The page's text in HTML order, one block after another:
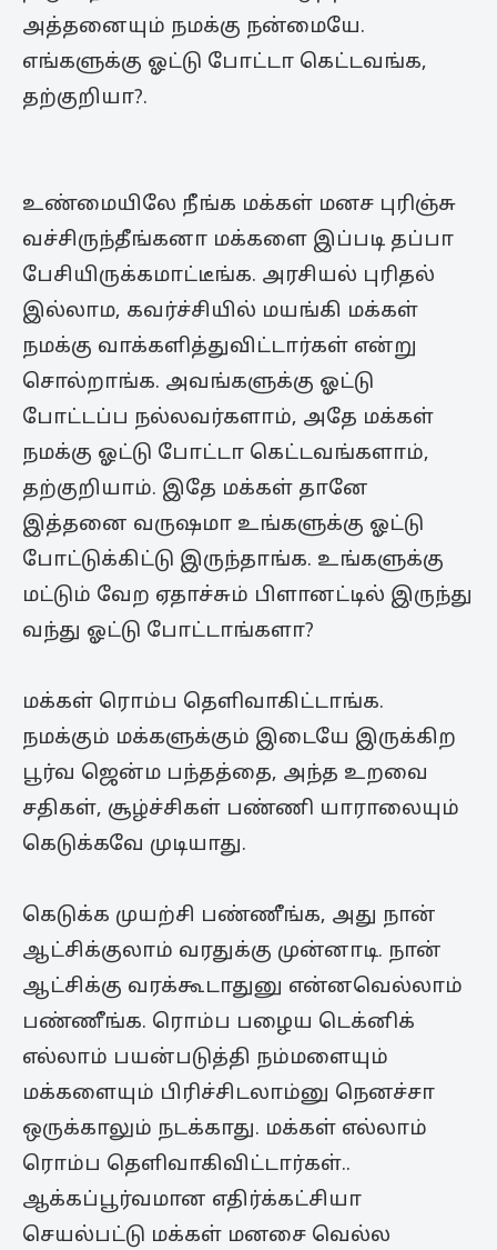
அத்தனையும் நமக்கு நன்மையே.
எங்களுக்கு ஓட்டு போட்டா கெட்டவங்க,
தற்குறியா?.
உண்மையிலே நீங்க மக்கள் மனச புரிஞ்சு
வச்சிருந்தீங்கனா மக்களை இப்படி தப்பா
பேசியிருக்கமாட்டீங்க. அரசியல் புரிதல்
இல்லாம, கவர்ச்சியில் மயங்கி மக்கள்
நமக்கு வாக்களித்துவிட்டார்கள் என்று
சொல்றாங்க. அவங்களுக்கு ஓட்டு
போட்டப்ப நல்லவர்களாம், அதே மக்கள்
நமக்கு ஓட்டு போட்டா கெட்டவங்களாம்,
தற்குறியாம். இதே மக்கள் தானே
இத்தனை வருஷமா உங்களுக்கு ஓட்டு
போட்டுக்கிட்டு இருந்தாங்க. உங்களுக்கு
மட்டும் வேற ஏதாச்சும் பிளானட்டில் இருந்து
வந்து ஓட்டு போட்டாங்களா?
மக்கள் ரொம்ப தெளிவாகிட்டாங்க.
நமக்கும் மக்களுக்கும் இடையே இருக்கிற
பூர்வ ஜென்ம பந்தத்தை, அந்த உறவை
சதிகள், சூழ்ச்சிகள் பண்ணி யாராலையும்
கெடுக்கவே முடியாது.
கெடுக்க முயற்சி பண்ணீங்க, அது நான்
ஆட்சிக்குலாம் வரதுக்கு முன்னாடி. நான்
ஆட்சிக்கு வரக்கூடாதுனு என்னவெல்லாம்
பண்ணீங்க. ரொம்ப பழைய டெக்னிக்
எல்லாம் பயன்படுத்தி நம்மளையும்
மக்களையும் பிரிச்சிடலாம்னு நெனச்சா
ஒருக்காலும் நடக்காது. மக்கள் எல்லாம்
ரொம்ப தெளிவாகிவிட்டார்கள்..
ஆக்கப்பூர்வமான எதிர்க்கட்சியா
செயல்பட்டு மக்கள் மனசை வெல்ல